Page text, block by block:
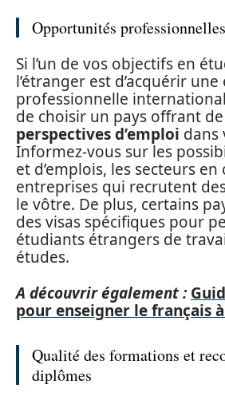
Opportunités
Si l’un de vos objectifs en
l’étranger est d’acquérir
professionnelle
de choisir un pays offrant de
perspectives d’emploi dans
Informez-vous sur les
et d’emplois, les secteurs
entreprises qui recrutent
le vôtre. De plus, certains
des visas spécifiques pour
étudiants étrangers de
études.
A découvrir également :
pour enseigner le français
Qualité des formations et
diplômes